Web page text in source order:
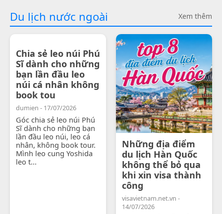
Du lịch nước ngoài Xem thêm
Chia sẻ leo núi Phú
Sĩ dành cho những
bạn lần đầu leo
núi cá nhân không
book tou
dumien - 17/07/2026
Góc chia sẻ leo núi Phú
Sĩ dành cho những bạn
lần đầu leo núi, leo cá
nhân, không book tour.
Mình leo cung Yoshida
leo t...
Những địa điểm
du lịch Hàn Quốc
không thể bỏ qua
khi xin visa thành
công
visavietnam.net.vn -
14/07/2026